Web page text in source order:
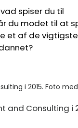
spiser du til
du modet til at
et af de vigtigste
and Consulting i